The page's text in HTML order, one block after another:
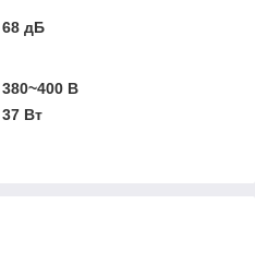
68 дБ
380~400 В
37 Вт